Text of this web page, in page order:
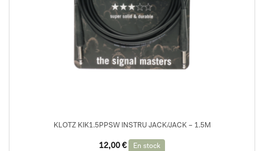
KLOTZ KIK1.5PPSW INSTRU JACK/JACK – 1.5M
12,00 € En stock